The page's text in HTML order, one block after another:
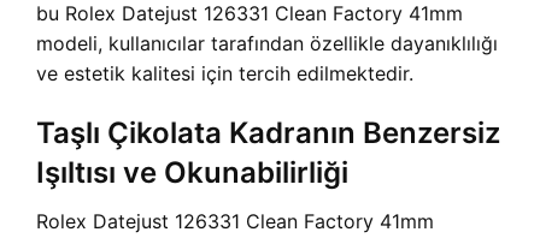
bu Rolex Datejust 126331 Clean Factory 41mm
modeli, kullanıcılar tarafından özellikle dayanıklılığı
ve estetik kalitesi için tercih edilmektedir.
Taşlı Çikolata Kadranın Benzersiz
Işıltısı ve Okunabilirliği
Rolex Datejust 126331 Clean Factory 41mm